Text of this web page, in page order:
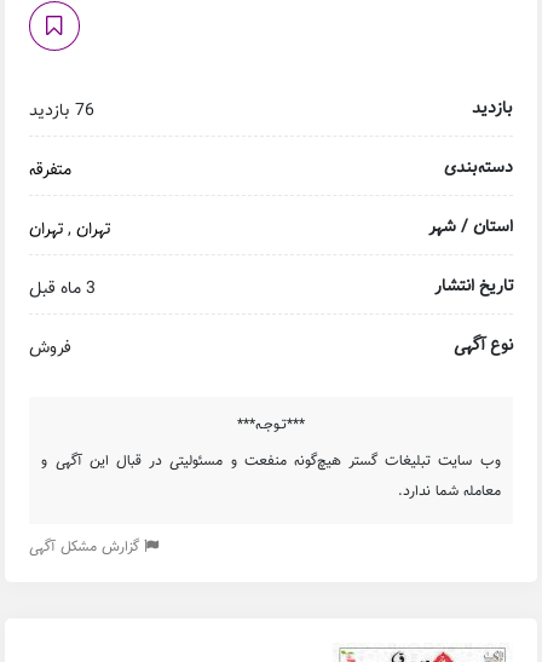
بازدید 76 بازدید
دسته‌بندی متفرقه
استان / شهر تهران,تهران
تاریخ انتشار 3 ماه قبل
نوع آگهی فروش
***تـوجـه***
وب سایت تبلیغات گستر هیچ‌گونه منفعت و مسئولیتی در قبال این آگهی و
معامله شما ندارد.
گزارش مشکل آگهی